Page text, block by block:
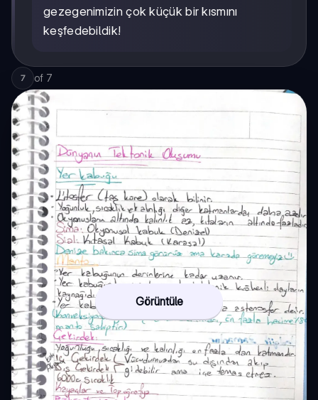
gezegenimizin çok küçük bir kısmını
keşfedebildik!
7 of 7
Görüntüle